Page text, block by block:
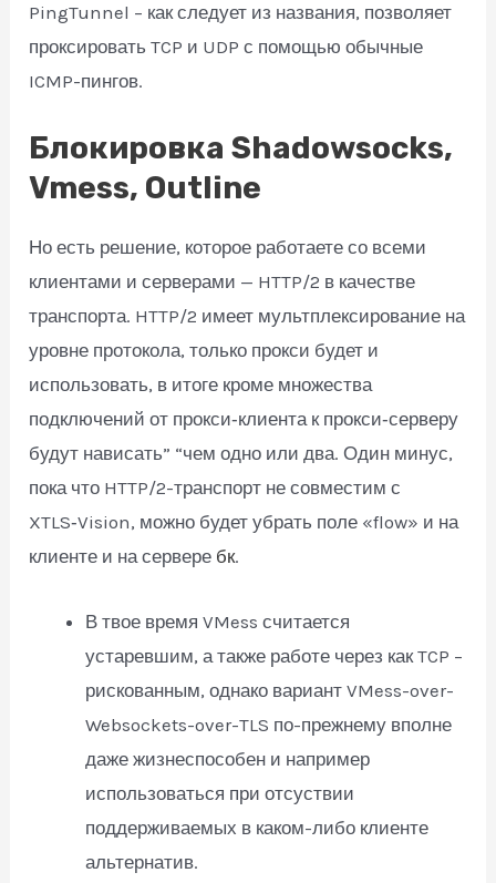
PingTunnel – как следует из названия, позволяет
проксировать TCP и UDP с помощью обычные
ICMP-пингов.
Блокировка Shadowsocks,
Vmess, Outline
Но есть решение, которое работаете со всеми
клиентами и серверами — HTTP/2 в качестве
транспорта. HTTP/2 имеет мультплексирование на
уровне протокола, только прокси будет и
использовать, в итоге кроме множества
подключений от прокси‑клиента к прокси‑серверу
будут нависать” “чем одно или два. Один минус,
пока что HTTP/2-транспорт не совместим с
XTLS‑Vision, можно будет убрать поле «flow» и на
клиенте и на сервере бк.
В твое время VMess считается
устаревшим, а также работе через как TCP –
рискованным, однако вариант VMess-over-
Websockets-over-TLS по-прежнему вполне
даже жизнеспособен и например
использоваться при отсуствии
поддерживаемых в каком-либо клиенте
альтернатив.